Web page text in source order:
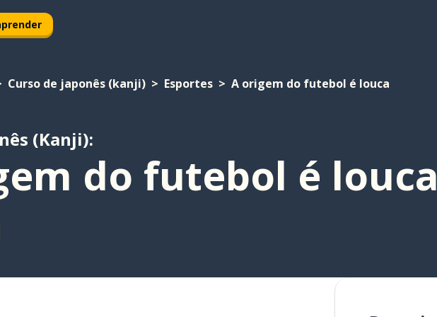
Curso de japonês (kanji) Esportes A origem do futebol é louca
(Kanji):
do futebol é